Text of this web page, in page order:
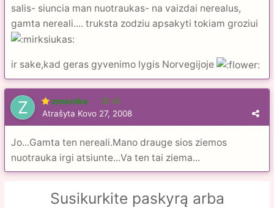
salis- siuncia man nuotraukas- na vaizdai nerealus,
gamta nereali.... truksta zodziu apsakyti tokiam groziui
ir sake,kad geras gyvenimo lygis Norvegijoje
zmonike 28
Atrašyta Kovo 27, 2008
Jo...Gamta ten nereali.Mano drauge sios ziemos
nuotrauka irgi atsiunte...Va ten tai ziema...
Susikurkite paskyrą arba